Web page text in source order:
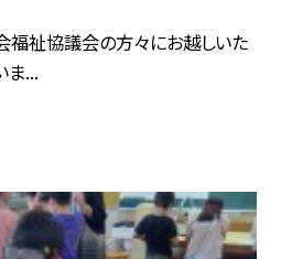
福祉協議会の方々にお越しいた
ま...